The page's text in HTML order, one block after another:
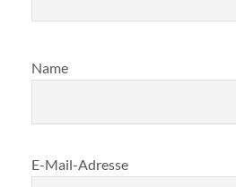
Name
E-Mail-Adresse